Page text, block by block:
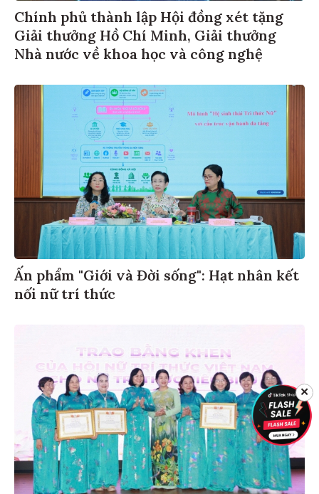
Chính phủ thành lập Hội đồng xét tặng
Giải thưởng Hồ Chí Minh, Giải thưởng
Nhà nước về khoa học và công nghệ
Ấn phẩm "Giới và Đời sống": Hạt nhân kết
nối nữ trí thức
✕